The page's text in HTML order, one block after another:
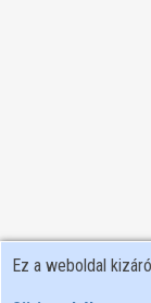
Ez a weboldal